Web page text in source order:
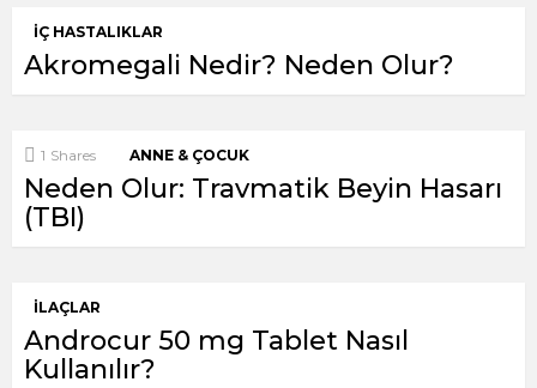
İÇ HASTALIKLAR
Akromegali Nedir? Neden Olur?
1 Shares ANNE & ÇOCUK
Neden Olur: Travmatik Beyin Hasarı
(TBI)
İLAÇLAR
Androcur 50 mg Tablet Nasıl
Kullanılır?